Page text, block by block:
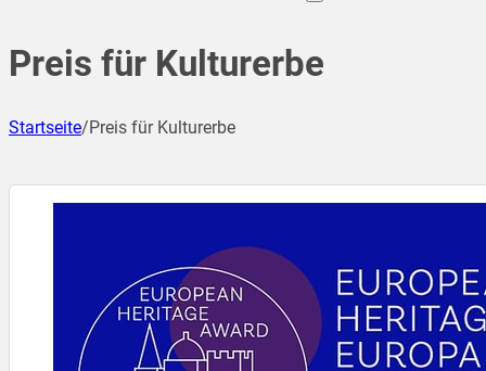
Preis für Kulturerbe
Startseite/Preis für Kulturerbe